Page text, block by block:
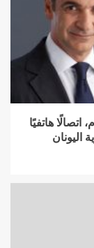
هاتفيًا
اليونان